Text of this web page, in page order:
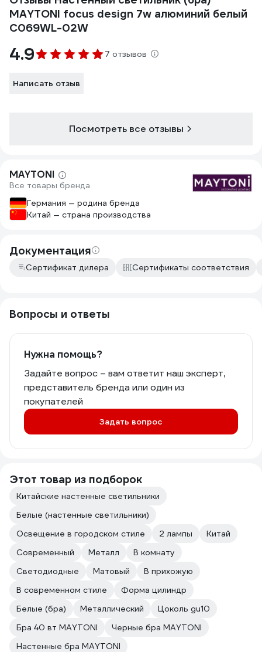
MAYTONI focus design 7w алюминий белый
C069WL-02W
4.9 7 отзывов
Написать отзыв
Посмотреть все отзывы
MAYTONI
Все товары бренда
Германия — родина бренда
Китай — страна производства
Документация
Сертификат дилера Сертификаты соответствия
Вопросы и ответы
Нужна помощь?
Задайте вопрос – вам ответит наш эксперт,
представитель бренда или один из
покупателей
Задать вопрос
Этот товар из подборок
Китайские настенные светильники
Белые (настенные светильники)
Освещение в городском стиле
2 лампы
Китай
Современный
Металл
В комнату
Светодиодные
Матовый
В прихожую
В современном стиле
Форма цилиндр
Белые (бра)
Металлический
Цоколь gu10
Бра 40 вт MAYTONI
Черные бра MAYTONI
Настенные бра MAYTONI